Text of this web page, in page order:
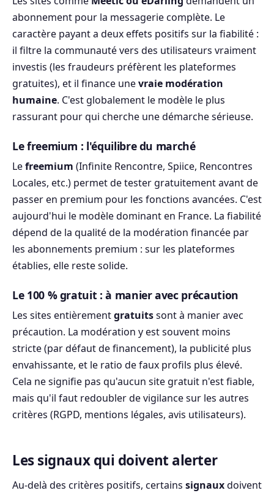
abonnement pour la messagerie complète. Le
caractère payant a deux effets positifs sur la fiabilité :
il filtre la communauté vers des utilisateurs vraiment
investis (les fraudeurs préfèrent les plateformes
gratuites), et il finance unevraie modération
humaine. C'est globalement le modèle le plus
rassurant pour qui cherche une démarche sérieuse.
Le freemium : l'équilibre du marché
Lefreemium (Infinite Rencontre, Spiice, Rencontres
Locales, etc.) permet de tester gratuitement avant de
passer en premium pour les fonctions avancées. C'est
aujourd'hui le modèle dominant en France. La fiabilité
dépend de la qualité de la modération financée par
les abonnements premium : sur les plateformes
établies, elle reste solide.
Le 100 % gratuit : à manier avec précaution
Les sites entièrementgratuitssont à manier avec
précaution. La modération y est souvent moins
stricte (par défaut de financement), la publicité plus
envahissante, et le ratio de faux profils plus élevé.
Cela ne signifie pas qu'aucun site gratuit n'est fiable,
mais qu'il faut redoubler de vigilance sur les autres
critères (RGPD, mentions légales, avis utilisateurs).
Les signaux qui doivent alerter
Au-delà des critères positifs, certains signauxdoivent